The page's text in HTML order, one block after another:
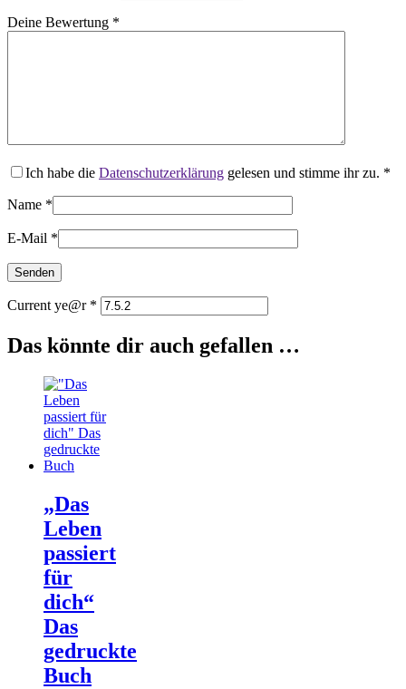
Deine Bewertung *
Ich habe die Datenschutzerklärung gelesen und stimme ihr zu. *
Name *
E-Mail *
Current ye@r *
Das könnte dir auch gefallen …
„Das
Leben
passiert
für
dich“
Das
gedruckte
Buch